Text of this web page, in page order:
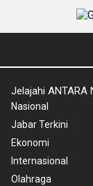
Jelajahi ANTARA
Nasional
Jabar Terkini
Ekonomi
Internasional
Olahraga